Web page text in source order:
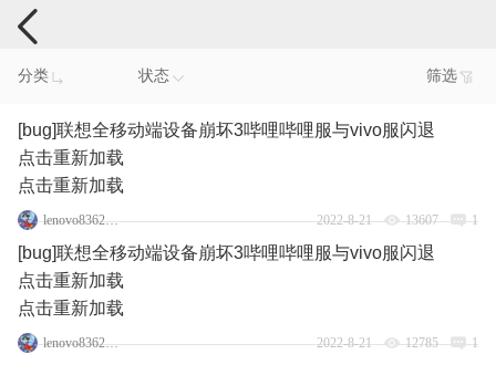
手机反馈
分类 状态 筛选
[bug]联想全移动端设备崩坏3哔哩哔哩服与vivo服闪退
点击重新加载
点击重新加载
lenovo83623621 2022-8-21 13607 1
[bug]联想全移动端设备崩坏3哔哩哔哩服与vivo服闪退
点击重新加载
点击重新加载
lenovo83623621 2022-8-21 12785 1